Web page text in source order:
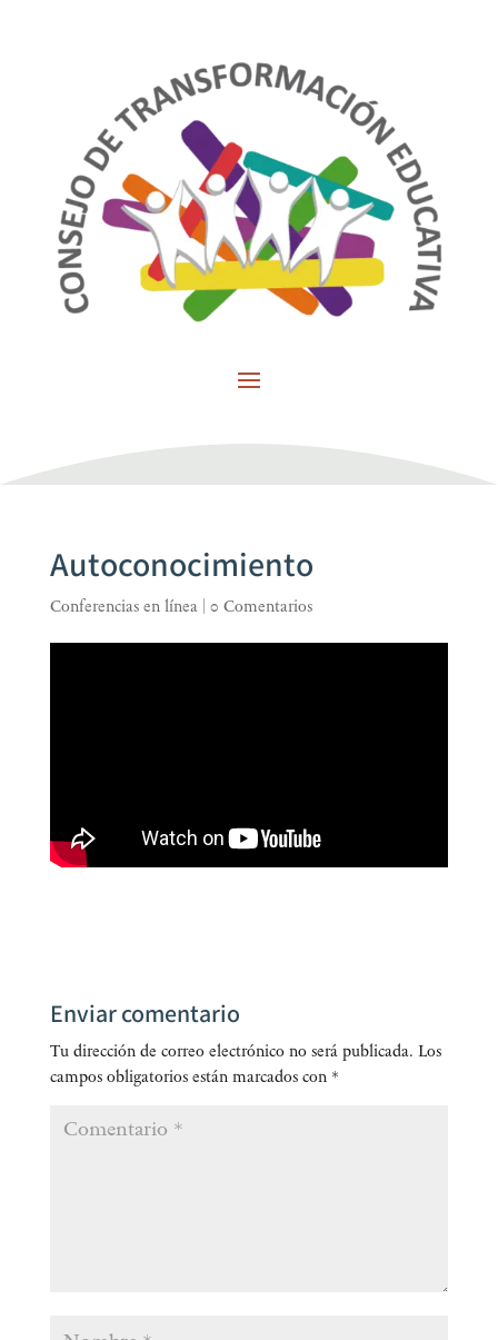
Autoconocimiento
Conferencias en línea| 0 Comentarios
Enviar comentario
Tu dirección de correo electrónico no será publicada. Los
campos obligatorios están marcados con *